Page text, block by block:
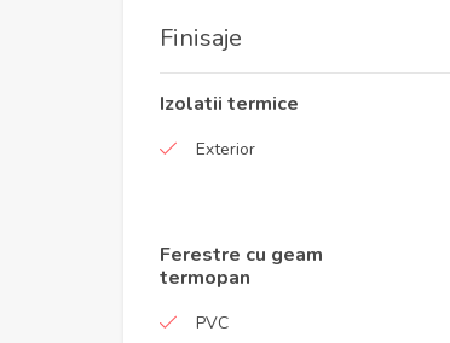
Finisaje
Izolatii termice
Exterior
Ferestre cu geam
termopan
PVC